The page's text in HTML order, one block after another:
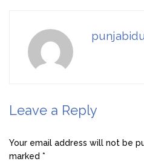
Leave a Reply
Your email address will not be
marked *